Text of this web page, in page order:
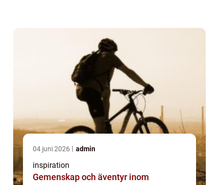
04 juni 2026 admin
inspiration
Gemenskap och äventyr inom